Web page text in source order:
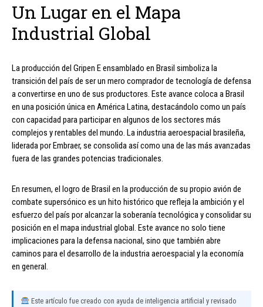
Un Lugar en el Mapa
Industrial Global
La producción del Gripen E ensamblado en Brasil simboliza la
transición del país de ser un mero comprador de tecnología de defensa
a convertirse en uno de sus productores. Este avance coloca a Brasil
en una posición única en América Latina, destacándolo como un país
con capacidad para participar en algunos de los sectores más
complejos y rentables del mundo. La industria aeroespacial brasileña,
liderada por Embraer, se consolida así como una de las más avanzadas
fuera de las grandes potencias tradicionales.
En resumen, el logro de Brasil en la producción de su propio avión de
combate supersónico es un hito histórico que refleja la ambición y el
esfuerzo del país por alcanzar la soberanía tecnológica y consolidar su
posición en el mapa industrial global. Este avance no solo tiene
implicaciones para la defensa nacional, sino que también abre
caminos para el desarrollo de la industria aeroespacial y la economía
en general.
Este artículo fue creado con ayuda de inteligencia artificial y revisado